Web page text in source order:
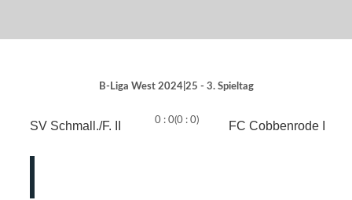
B-Liga West 2024|25 - 3. Spieltag
SV Schmall./F. II 0 : 0(0 : 0) FC Cobbenrode I